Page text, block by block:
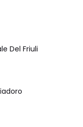
Del Friuli